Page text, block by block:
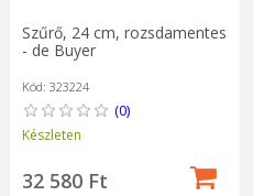
Szűrő, 24 cm, rozsdamentes
- de Buyer
Kód: 323224
(0)
Készleten
32 580 Ft